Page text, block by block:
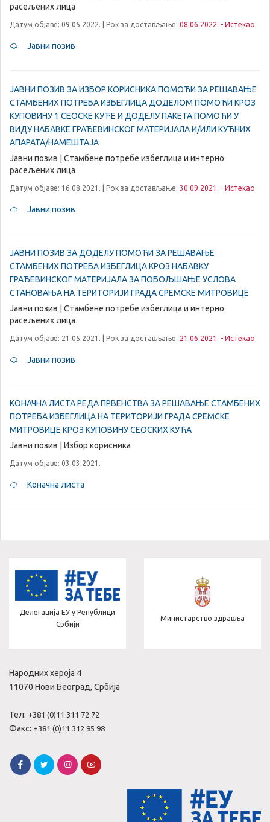
расељених лица
Датум објаве: 09.05.2022. | Рок за достављање: 08.06.2022. - Истекао
Јавни позив
ЈАВНИ ПОЗИВ ЗА ИЗБОР КОРИСНИКА ПОМОЋИ ЗА РЕШАВАЊЕ
СТАМБЕНИХ ПОТРЕБА ИЗБЕГЛИЦА ДОДЕЛОМ ПОМОЋИ КРОЗ
КУПОВИНУ 1 СЕОСКЕ КУЋЕ И ДОДЕЛУ ПАКЕТА ПОМОЋИ У
ВИДУ НАБАВКЕ ГРАЂЕВИНСКОГ МАТЕРИЈАЛА И/ИЛИ КУЋНИХ
АПАРАТА/НАМЕШТАЈА
Јавни позив | Стамбене потребе избеглица и интерно
расељених лица
Датум објаве: 16.08.2021. | Рок за достављање: 30.09.2021. - Истекао
Јавни позив
ЈАВНИ ПОЗИВ ЗА ДОДЕЛУ ПОМОЋИ ЗА РЕШАВАЊЕ
СТАМБЕНИХ ПОТРЕБА ИЗБЕГЛИЦА КРОЗ НАБАВКУ
ГРАЂЕВИНСКОГ МАТЕРИЈАЛА ЗА ПОБОЉШАЊЕ УСЛОВА
СТАНОВАЊА НА ТЕРИТОРИЈИ ГРАДА СРЕМСКЕ МИТРОВИЦЕ
Јавни позив | Стамбене потребе избеглица и интерно
расељених лица
Датум објаве: 21.05.2021. | Рок за достављање: 21.06.2021. - Истекао
Јавни позив
КОНАЧНА ЛИСТА РЕДА ПРВЕНСТВА ЗА РЕШАВАЊЕ СТАМБЕНИХ
ПОТРЕБА ИЗБЕГЛИЦА НА ТЕРИТОРИЈИ ГРАДА СРЕМСКЕ
МИТРОВИЦЕ КРОЗ КУПОВИНУ СЕОСКИХ КУЋА
Јавни позив | Избор корисника
Датум објаве: 03.03.2021.
Коначна листа
Делегација ЕУ у Републици
Србији
Министарство здравља
Народних хероја 4
11070 Нови Београд, Србија
Тел: +381 (0)11 311 72 72
Факс: +381 (0)11 312 95 98